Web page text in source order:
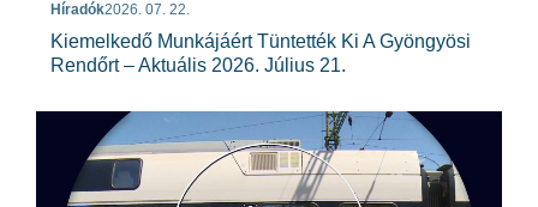
Híradók2026. 07. 22.
Kiemelkedő Munkájáért Tüntették Ki A Gyöngyösi
Rendőrt – Aktuális 2026. Július 21.